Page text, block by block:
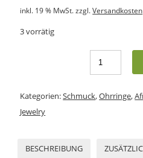
inkl. 19 % MwSt. zzgl.Versandkosten
3 vorrätig
Kategorien:Schmuck,Ohrringe,
Jewelry
BESCHREIBUNG